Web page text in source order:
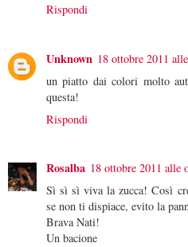
Rispondi
Unknown 18 ottobre 2011
un piatto dai colori molto
questa!
Rispondi
Rosalba 18 ottobre 2011 alle
Sì sì sì viva la zucca! Così
se non ti dispiace, evito la
Brava Nati!
Un bacione